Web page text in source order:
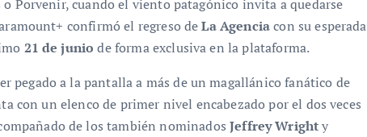
Porvenir, cuando el viento patagónico invita a quedarse
confirmó el regreso deLa Agenciacon su esperada
21 de junio de forma exclusiva en la plataforma.
pegado a la pantalla a más de un magallánico fanático de
con un elenco de primer nivel encabezado por el dos veces
de los también nominadosJeffrey Wrighty